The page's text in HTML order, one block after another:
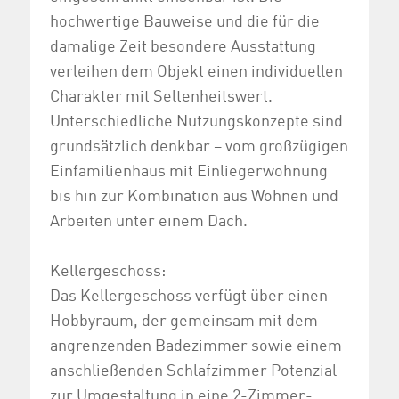
hochwertige Bauweise und die für die
damalige Zeit besondere Ausstattung
verleihen dem Objekt einen individuellen
Charakter mit Seltenheitswert.
Unterschiedliche Nutzungskonzepte sind
grundsätzlich denkbar – vom großzügigen
Einfamilienhaus mit Einliegerwohnung
bis hin zur Kombination aus Wohnen und
Arbeiten unter einem Dach.
Kellergeschoss:
Das Kellergeschoss verfügt über einen
Hobbyraum, der gemeinsam mit dem
angrenzenden Badezimmer sowie einem
anschließenden Schlafzimmer Potenzial
zur Umgestaltung in eine 2-Zimmer-